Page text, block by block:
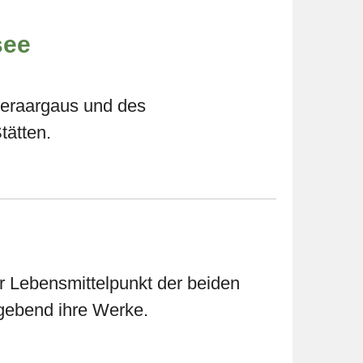
und des
der beiden
ihre Werke.